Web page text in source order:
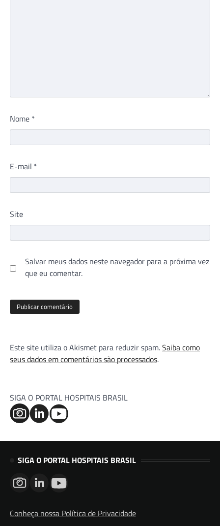
Nome *
E-mail *
Site
Salvar meus dados neste navegador para a próxima vez
que eu comentar.
Este site utiliza o Akismet para reduzir spam.Saiba como
seus dados em comentários são processados.
SIGA O PORTAL HOSPITAIS BRASIL
SIGA O PORTAL HOSPITAIS BRASIL
Conheça nossa Política de Privacidade